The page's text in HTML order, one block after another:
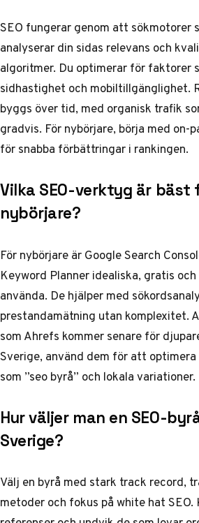
SEO fungerar genom att sökmotorer
analyserar din sidas relevans och
algoritmer. Du optimerar för faktorer
sidhastighet och mobiltillgänglighet.
byggs över tid, med organisk trafik
gradvis. För nybörjare, börja med on-
för snabba förbättringar i rankingen.
Vilka SEO-verktyg är bäst
nybörjare?
För nybörjare är Google Search
Keyword Planner idealiska, gratis
använda. De hjälper med
prestandamätning utan komplexitet.
som Ahrefs kommer senare för
Sverige, använd dem för att
som ”seo byrå” och lokala variationer.
Hur väljer man en SEO-
Sverige?
Välj en byrå med stark track record,
metoder och fokus på white hat SEO.